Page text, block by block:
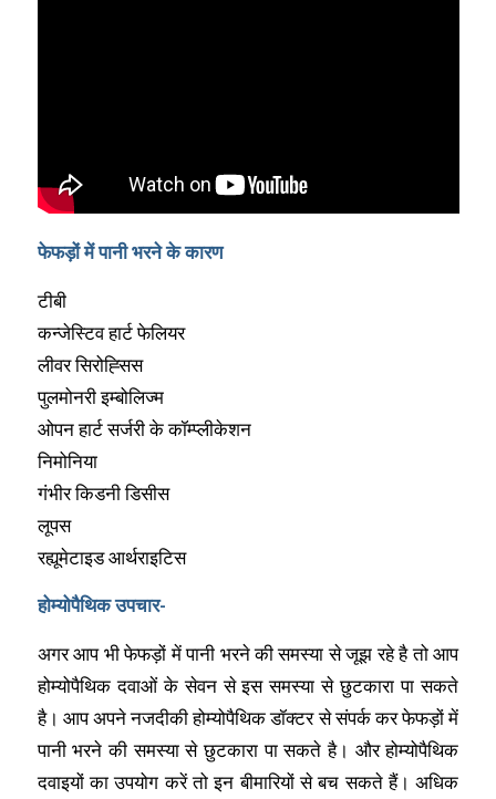
फेफड़ों में पानी भरने के कारण
टीबी
कन्जेस्टिव हार्ट फेलियर
लीवर सिरोह्सिस
पुलमोनरी इम्बोलिज्म
ओपन हार्ट सर्जरी के कॉम्प्लीकेशन
निमोनिया
गंभीर किडनी डिसीस
लूपस
रह्यूमेटाइड आर्थराइटिस
होम्योपैथिक उपचार-
अगर आप भी फेफड़ों में पानी भरने की समस्या से जूझ रहे है तो आप
होम्योपैथिक दवाओं के सेवन से इस समस्या से छुटकारा पा सकते
है। आप अपने नजदीकी होम्योपैथिक डॉक्टर से संपर्क कर फेफड़ों में
पानी भरने की समस्या से छुटकारा पा सकते है। और होम्योपैथिक
दवाइयों का उपयोग करें तो इन बीमारियों से बच सकते हैं। अधिक